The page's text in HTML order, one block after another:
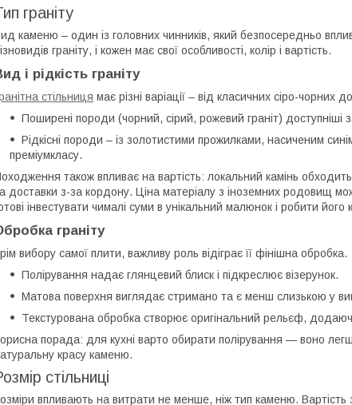
граніту
каменю – один із головних чинників, який безпосередньо
граніту, і кожен має свої особливості, колір і вартість.
і рідкість граніту
стільниця має різні варіації – від класичних сіро-чорних
Поширені породи (чорний, сірий, рожевий граніт) доступніші
Рідкісні породи – із золотистими прожилками, насиченим
преміумкласу.
також впливає на вартість: локальний камінь
доставки з-за кордону. Ціна матеріалу з іноземних родовищ
інвестувати чималі суми в унікальний малюнок і робити
граніту
вибору самої плити, важливу роль відіграє її фінішна обробка.
Полірування надає глянцевий блиск і підкреслює візерунок.
Матова поверхня виглядає стримано та є менш слизькою у
Текстурована обробка створює оригінальний рельєф,
порада: для кухні варто обирати полірування — воно
красу каменю.
стільниці
впливають на витрати не менше, ніж тип каменю.